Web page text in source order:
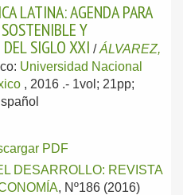
LATINA: AGENDA PARA
Y
SIGLO XXI /ÁLVAREZ,
Universidad Nacional
, 2016 .- 1vol; 21pp;
PDF
DESARROLLO: REVISTA
, Nº186 (2016)